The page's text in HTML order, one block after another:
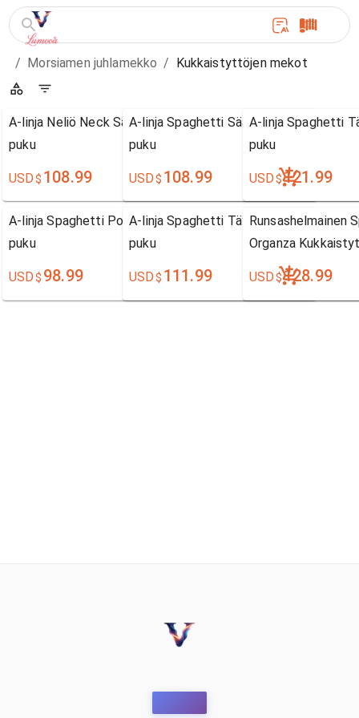
/ Morsiamen juhlamekko / Kukkaistyttöjen mekot
A-linja Neliö Neck Sääripituinen Sifonki Kukkaistytön
puku
USD$ 108.99
A-linja Spaghetti Sääripituinen Satiini
puku
USD$ 108.99
A-linja Spaghetti
puku
USD$121.99
A-linja Spaghetti Polvipituinen Sifonki Kukkaistytön
puku
USD$ 98.99
A-linja Spaghetti Täysipitkä Sifonki
puku
USD$ 111.99
Organza
USD$128.99